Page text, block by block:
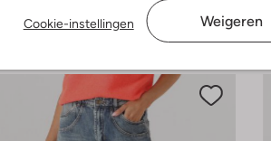
Cookie-instellingen Weigeren